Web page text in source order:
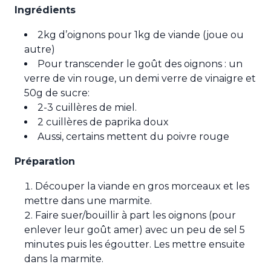
Ingrédients
2kg d’oignons pour 1kg de viande (joue ou
autre)
Pour transcender le goût des oignons : un
verre de vin rouge, un demi verre de vinaigre et
50g de sucre:
2-3 cuillères de miel.
2 cuillères de paprika doux
Aussi, certains mettent du poivre rouge
Préparation
Découper la viande en gros morceaux et les
mettre dans une marmite.
Faire suer/bouillir à part les oignons (pour
enlever leur goût amer) avec un peu de sel 5
minutes puis les égoutter. Les mettre ensuite
dans la marmite.